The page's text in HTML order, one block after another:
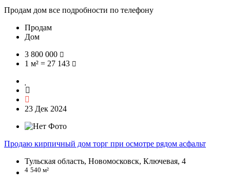
Продам дом все подробности по телефону
Продам
Дом
3 800 000
1 м² = 27 143
23 Дек 2024
Продаю кирпичный дом торг при осмотре рядом асфальт
Тульская область, Новомосковск, Ключевая, 4
4 540 м²